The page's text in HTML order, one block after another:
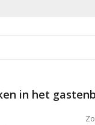
in het